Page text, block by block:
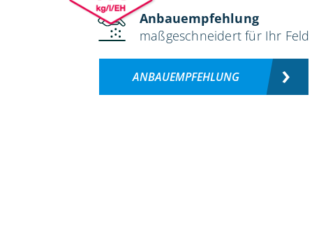
Anbauempfehlung
maßgeschneidert für Ihr Feld
ANBAUEMPFEHLUNG